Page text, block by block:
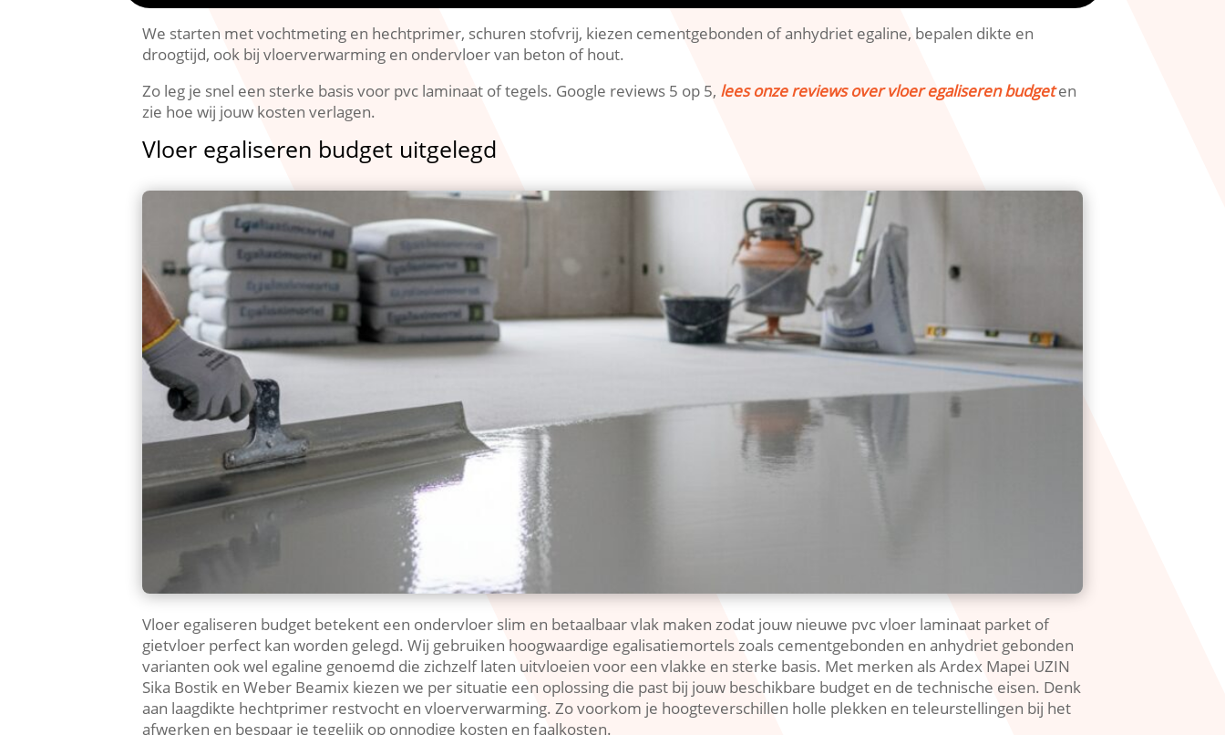
We starten met vochtmeting en hechtprimer, schuren stofvrij, kiezen cementgebonden of anhydriet egaline, bepalen dikte en
droogtijd, ook bij vloerverwarming en ondervloer van beton of hout.​
Zo leg je snel een sterke basis voor pvc laminaat of tegels.​ Google reviews 5 op 5, lees onze reviews over vloer egaliseren budgeten
zie hoe wij jouw kosten verlagen.​
Vloer egaliseren budget uitgelegd
Vloer egaliseren budget betekent een ondervloer slim en betaalbaar vlak maken zodat jouw nieuwe pvc vloer laminaat parket of
gietvloer perfect kan worden gelegd.​ Wij gebruiken hoogwaardige egalisatiemortels zoals cementgebonden en anhydriet gebonden
varianten ook wel egaline genoemd die zichzelf laten uitvloeien voor een vlakke en sterke basis.​ Met merken als Ardex Mapei UZIN
Sika Bostik en Weber Beamix kiezen we per situatie een oplossing die past bij jouw beschikbare budget en de technische eisen.​ Denk
aan laagdikte hechtprimer restvocht en vloerverwarming.​ Zo voorkom je hoogteverschillen holle plekken en teleurstellingen bij het
afwerken en bespaar je tegelijk op onnodige kosten en faalkosten.​